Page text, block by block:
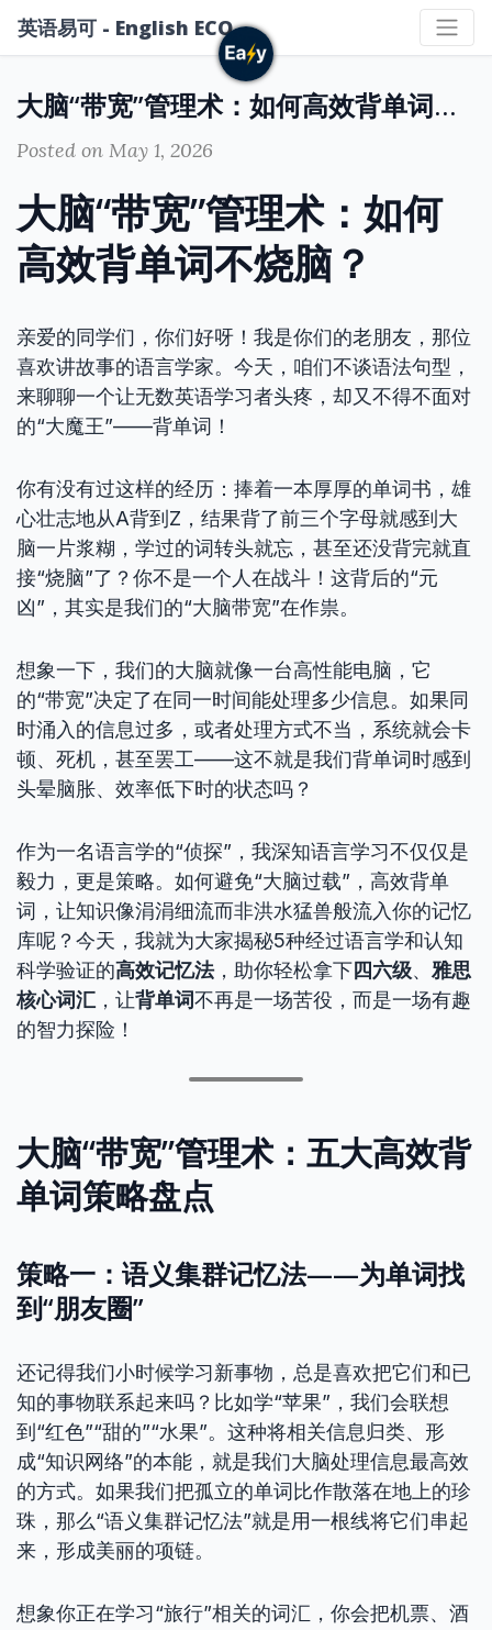
英语易可 - English ECO
大脑“带宽”管理术：如何高效背单词不烧脑？
Posted on May 1, 2026
大脑“带宽”管理术：如何
高效背单词不烧脑？
亲爱的同学们，你们好呀！我是你们的老朋友，那位
喜欢讲故事的语言学家。今天，咱们不谈语法句型，
来聊聊一个让无数英语学习者头疼，却又不得不面对
的“大魔王”——背单词！
你有没有过这样的经历：捧着一本厚厚的单词书，雄
心壮志地从A背到Z，结果背了前三个字母就感到大
脑一片浆糊，学过的词转头就忘，甚至还没背完就直
接“烧脑”了？你不是一个人在战斗！这背后的“元
凶”，其实是我们的“大脑带宽”在作祟。
想象一下，我们的大脑就像一台高性能电脑，它
的“带宽”决定了在同一时间能处理多少信息。如果同
时涌入的信息过多，或者处理方式不当，系统就会卡
顿、死机，甚至罢工——这不就是我们背单词时感到
头晕脑胀、效率低下时的状态吗？
作为一名语言学的“侦探”，我深知语言学习不仅仅是
毅力，更是策略。如何避免“大脑过载”，高效背单
词，让知识像涓涓细流而非洪水猛兽般流入你的记忆
库呢？今天，我就为大家揭秘5种经过语言学和认知
科学验证的高效记忆法，助你轻松拿下四六级、 雅思
核心词汇 ，让背单词不再是一场苦役，而是一场有趣
的智力探险！
大脑“带宽”管理术：五大高效背
单词策略盘点
策略一：语义集群记忆法——为单词找
到“朋友圈”
还记得我们小时候学习新事物，总是喜欢把它们和已
知的事物联系起来吗？比如学“苹果”，我们会联想
到“红色”“甜的”“水果”。这种将相关信息归类、形
成“知识网络”的本能，就是我们大脑处理信息最高效
的方式。如果我们把孤立的单词比作散落在地上的珍
珠，那么“语义集群记忆法”就是用一根线将它们串起
来，形成美丽的项链。
想象你正在学习“旅行”相关的词汇，你会把机票、酒